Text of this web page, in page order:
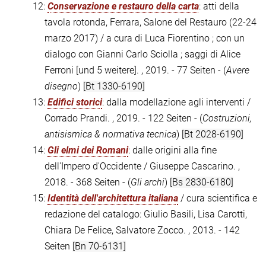
12: Conservazione e restauro della carta: atti della
tavola rotonda, Ferrara, Salone del Restauro (22-24
marzo 2017) / a cura di Luca Fiorentino ; con un
dialogo con Gianni Carlo Sciolla ; saggi di Alice
Ferroni [und 5 weitere]. , 2019. - 77 Seiten - (Avere
disegno) [Bt 1330-6190]
13: Edifici storici: dalla modellazione agli interventi /
Corrado Prandi. , 2019. - 122 Seiten - (Costruzioni,
antisismica & normativa tecnica) [Bt 2028-6190]
14: Gli elmi dei Romani: dalle origini alla fine
dell'Impero d'Occidente / Giuseppe Cascarino. ,
2018. - 368 Seiten - (Gli archi) [Bs 2830-6180]
15: Identità dell'architettura italiana / cura scientifica e
redazione del catalogo: Giulio Basili, Lisa Carotti,
Chiara De Felice, Salvatore Zocco. , 2013. - 142
Seiten [Bn 70-6131]